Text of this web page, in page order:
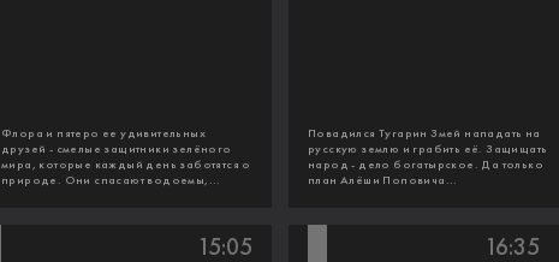
Флора и пятеро ее удивительных
друзей - смелые защитники зелёного
мира, которые каждый день заботятся о
природе. Они спасают водоемы,...
Повадился Тугарин Змей нападать на
русскую землю и грабить её. Защищать
народ - дело богатырское. Да только
план Алёши Поповича...
15:05 16:35